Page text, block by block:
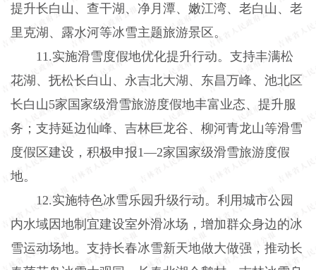
提升长白山、查干湖、净月潭、嫩江湾、老白山、老
里克湖、露水河等冰雪主题旅游景区。
11.实施滑雪度假地优化提升行动。支持丰满松
花湖、抚松长白山、永吉北大湖、东昌万峰、池北区
长白山5家国家级滑雪旅游度假地丰富业态、提升服
务；支持延边仙峰、吉林巨龙谷、柳河青龙山等滑雪
度假区建设，积极申报1—2家国家级滑雪旅游度假
地。
12.实施特色冰雪乐园升级行动。利用城市公园
内水域因地制宜建设室外滑冰场，增加群众身边的冰
雪运动场地。支持长春冰雪新天地做大做强，推动长